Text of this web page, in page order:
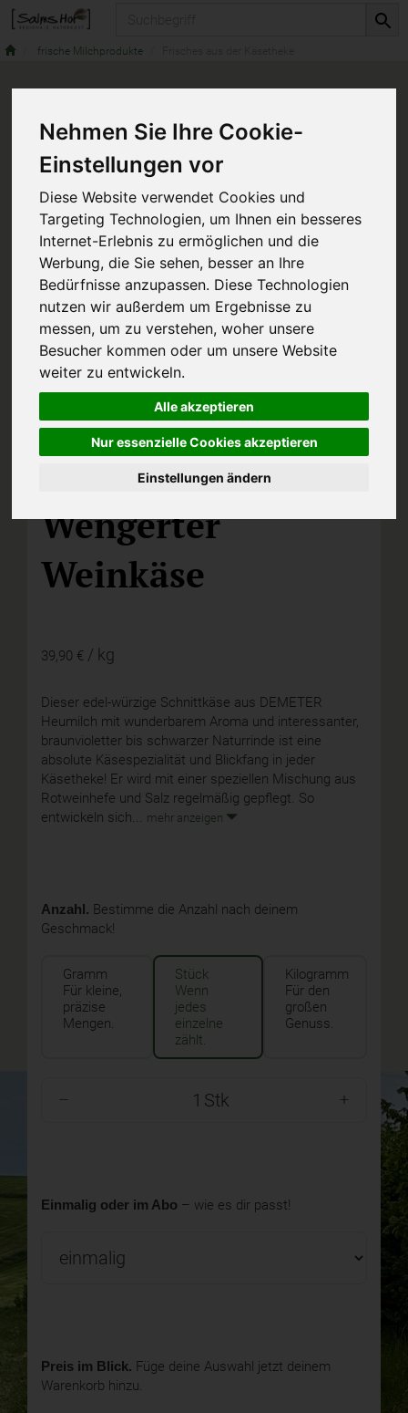
Nehmen Sie Ihre Cookie-
Einstellungen vor
Diese Website verwendet Cookies und
Targeting Technologien, um Ihnen ein besseres
Internet-Erlebnis zu ermöglichen und die
Werbung, die Sie sehen, besser an Ihre
Bedürfnisse anzupassen. Diese Technologien
nutzen wir außerdem um Ergebnisse zu
messen, um zu verstehen, woher unsere
Besucher kommen oder um unsere Website
weiter zu entwickeln.
Alle akzeptieren
Nur essenzielle Cookies akzeptieren
Einstellungen ändern
frische Milchprodukte
Wengerter
Weinkäse
39,90 € / kg
Dieser edel-würzige Schnittkäse aus DEMETER
Heumilch mit wunderbarem Aroma und interessanter,
braunvioletter bis schwarzer Naturrinde ist eine
absolute Käsespezialität und Blickfang in jeder
Käsetheke! Er wird mit einer speziellen Mischung aus
Rotweinhefe und Salz regelmäßig gepflegt. So
entwickeln sich... mehr anzeigen
Anzahl. Bestimme die Anzahl nach deinem
Geschmack!
Gramm
Für kleine,
präzise
Mengen.
Stück
Wenn
jedes
einzelne
zählt.
Kilogramm
Für den
großen
Genuss.
Stk
Einmalig oder im Abo – wie es dir passt!
Preis im Blick. Füge deine Auswahl jetzt deinem
Warenkorb hinzu.